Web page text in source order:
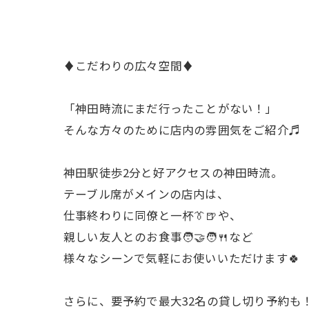
♦こだわりの広々空間♦
「神田時流にまだ行ったことがない！」
そんな方々のために店内の雰囲気をご紹介♬
神田駅徒歩2分と好アクセスの神田時流。
テーブル席がメインの店内は、
仕事終わりに同僚と一杯👔🍺や、
親しい友人とのお食事🧑‍🤝‍🧑🍴など
様々なシーンで気軽にお使いいただけます🍀
さらに、要予約で最大32名の貸し切り予約も